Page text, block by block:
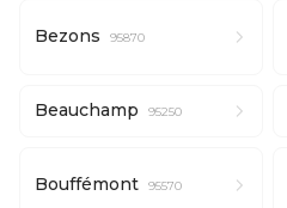
Bezons 95870
Beauchamp 95250
Bouffémont 95570